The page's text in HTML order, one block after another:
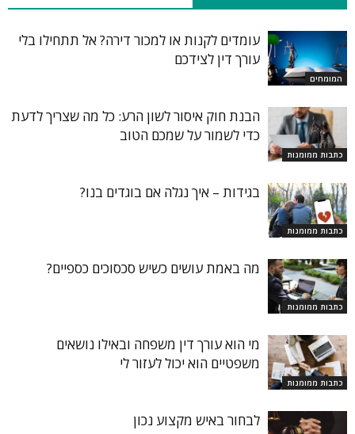
המומחים
עומדים לקנות או למכור דירה? אל תתחילו בלי
עורך דין לצידכם
כתבות ממומנות
הבנת חוק איסור לשון הרע: כל מה שצריך לדעת
כדי לשמור על שמכם הטוב
כתבות ממומנות
בגידות – איך נגלה אם בוגדים בנו?
כתבות ממומנות
מה באמת עושים כשיש סכסוכים כספיים?
כתבות ממומנות
מי הוא עורך דין משפחה ובאילו נושאים
משפטיים הוא יכול לעזור לי
לבחור באיש מקצוע נכון